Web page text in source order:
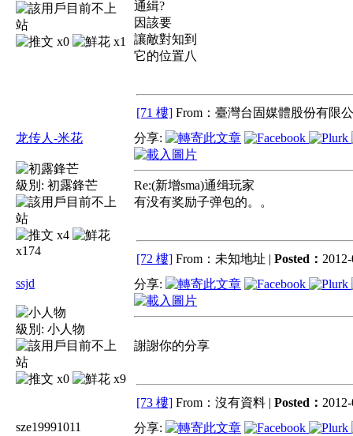
x0 x1
通緝?
因該要
讓敵對知到
它的位置八
[71 樓] From：臺灣台固媒體股份有限
龙传人-米花
級別: 初露鋒芒
x4
x174
分享:
Re:(新增sma)通缉玩家
有没有奖励子弹包的。。
[72 樓] From：未知地址 | Posted：
ssjd
級別: 小人物
x0 x9
分享:
謝謝你的分享
[73 樓] From：沒有資料 | Posted：
sze19991011
分享: